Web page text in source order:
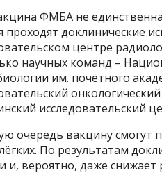
ФМБА не
проходят доклинические
цент­ре
научных команд –
им. почётного
исследовательский
очередь вакцину смогут
По результатам
и, вероятно, даже снижает